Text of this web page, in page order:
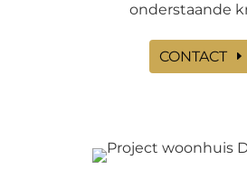
onderstaande
CONTACT